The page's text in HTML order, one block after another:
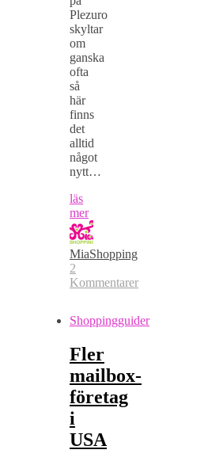
Plezuro
skyltar
om
ganska
ofta
så
här
finns
det
alltid
något
nytt…
läs
mer
MiaShopping
2
Kommentarer
Shoppingguider
Fler
mailbox-
företag
i
USA